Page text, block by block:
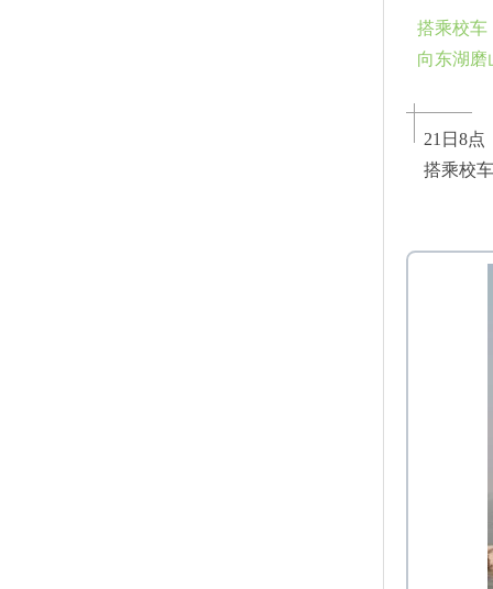
搭乘校车
向东湖磨
21日8
搭乘校